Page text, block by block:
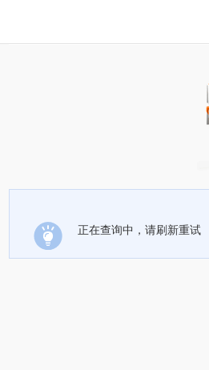
正在查询中，请刷新重试